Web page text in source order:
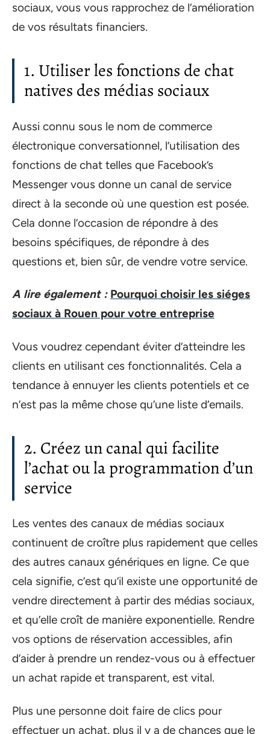
sociaux, vous vous rapprochez de l’amélioration
de vos résultats financiers.
1. Utiliser les fonctions de chat
natives des médias sociaux
Aussi connu sous le nom de commerce
électronique conversationnel, l’utilisation des
fonctions de chat telles que Facebook’s
Messenger vous donne un canal de service
direct à la seconde où une question est posée.
Cela donne l’occasion de répondre à des
besoins spécifiques, de répondre à des
questions et, bien sûr, de vendre votre service.
A lire également : Pourquoi choisir les siéges
sociaux à Rouen pour votre entreprise
Vous voudrez cependant éviter d’atteindre les
clients en utilisant ces fonctionnalités. Cela a
tendance à ennuyer les clients potentiels et ce
n’est pas la même chose qu’une liste d’emails.
2. Créez un canal qui facilite
l’achat ou la programmation d’un
service
Les ventes des canaux de médias sociaux
continuent de croître plus rapidement que celles
des autres canaux génériques en ligne. Ce que
cela signifie, c’est qu’il existe une opportunité de
vendre directement à partir des médias sociaux,
et qu’elle croît de manière exponentielle. Rendre
vos options de réservation accessibles, afin
d’aider à prendre un rendez-vous ou à effectuer
un achat rapide et transparent, est vital.
Plus une personne doit faire de clics pour
effectuer un achat, plus il y a de chances que le